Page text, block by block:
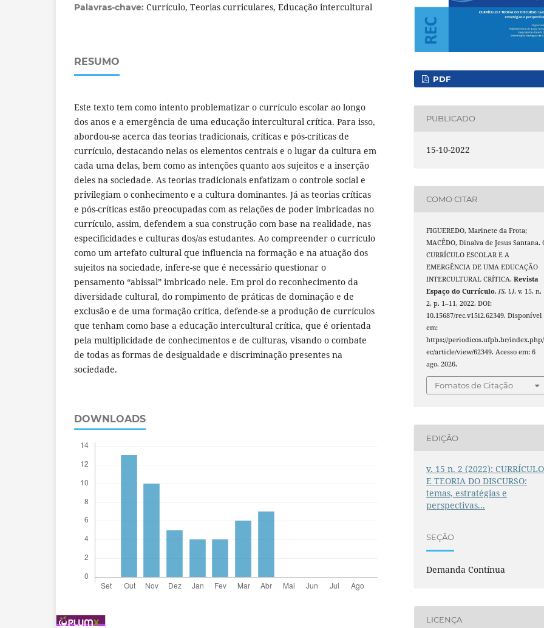
Palavras-chave: Currículo, Teorias curriculares, Educação intercultural
RESUMO
Este texto tem como intento problematizar o currículo escolar ao longo
dos anos e a emergência de uma educação intercultural crítica. Para isso,
abordou-se acerca das teorias tradicionais, críticas e pós-críticas de
currículo, destacando nelas os elementos centrais e o lugar da cultura em
cada uma delas, bem como as intenções quanto aos sujeitos e a inserção
deles na sociedade. As teorias tradicionais enfatizam o controle social e
privilegiam o conhecimento e a cultura dominantes. Já as teorias críticas
e pós-críticas estão preocupadas com as relações de poder imbricadas no
currículo, assim, defendem a sua construção com base na realidade, nas
especificidades e culturas dos/as estudantes. Ao compreender o currículo
como um artefato cultural que influencia na formação e na atuação dos
sujeitos na sociedade, infere-se que é necessário questionar o
pensamento “abissal” imbricado nele. Em prol do reconhecimento da
diversidade cultural, do rompimento de práticas de dominação e de
exclusão e de uma formação crítica, defende-se a produção de currículos
que tenham como base a educação intercultural crítica, que é orientada
pela multiplicidade de conhecimentos e de culturas, visando o combate
de todas as formas de desigualdade e discriminação presentes na
sociedade.
DOWNLOADS
PDF
PUBLICADO
15-10-2022
COMO CITAR
FIGUEREDO, Marinete da Frota;
MACÊDO, Dinalva de Jesus Santana.
CURRÍCULO ESCOLAR E A
EMERGÊNCIA DE UMA EDUCAÇÃO
INTERCULTURAL CRÍTICA.Revista
Espaço do Currículo,[S. l.], v. 15, n.
2, p. 1–11, 2022. DOI:
10.15687/rec.v15i2.62349. Disponível
em:
https://periodicos.ufpb.br/
ec/article/view/62349. Acesso em: 6
ago. 2026.
Fomatos de Citação
EDIÇÃO
v. 15 n. 2 (2022): CURRÍCULO
E TEORIA DO DISCURSO:
temas, estratégias e
perspectivas...
SEÇÃO
Demanda Contínua
LICENÇA